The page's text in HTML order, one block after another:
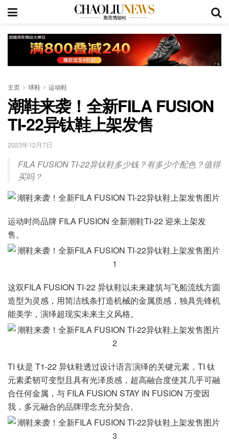
主页 球鞋 运动鞋
潮鞋来袭！全新FILA FUSION
TI-22异钛鞋上架发售
2023年12月7日
FILA FUSION TI-22异钛鞋多少钱？有多少个配色？值得
买吗？
运动时尚品牌 FILA FUSION 全新潮鞋TI-22 迎来上架发
售。
这双FILA FUSION TI-22 异钛鞋以未来建筑与飞船流线方圆
造型为灵感，用简洁线条打造机械的金属质感，独具先锋机
能美学，演绎超现实未来主义风格。
TI 钛是 T1-22 异钛鞋透过设计语言演绎的关键元素，TI 钛
元素柔韧可变型且具有光泽质感，超高融合度使其几乎可融
合任何金属，与 FILA FUSION STAY IN FUSION 万变因
我，多元融合的品牌理念充分契合。